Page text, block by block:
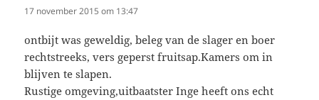
17 november 2015 om 13:47
ontbijt was geweldig, beleg van de slager en boer
rechtstreeks, vers geperst fruitsap.Kamers om in
blijven te slapen.
Rustige omgeving,uitbaatster Inge heeft ons echt